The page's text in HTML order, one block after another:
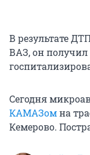
В результате
ВАЗ, он получил
Сегодня
КАМАЗомна
Кемерово.